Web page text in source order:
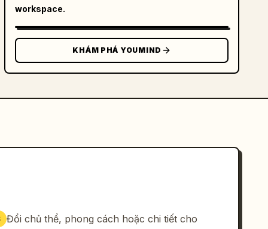
workspace.
KHÁM PHÁ YOUMIND
Đổi chủ thể, phong cách hoặc chi tiết cho